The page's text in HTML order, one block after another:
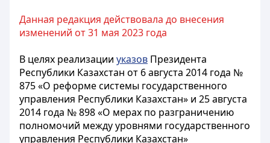
Данная редакция действовала до внесения
изменений от 31 мая 2023 года
В целях реализации указов Президента
Республики Казахстан от 6 августа 2014 года №
875 «О реформе системы государственного
управления Республики Казахстан» и 25 августа
2014 года № 898 «О мерах по разграничению
полномочий между уровнями государственного
управления Республики Казахстан»